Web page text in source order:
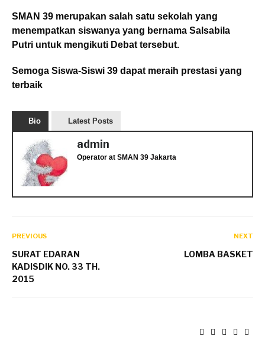
SMAN 39 merupakan salah satu sekolah yang
menempatkan siswanya yang bernama Salsabila
Putri untuk mengikuti Debat tersebut.
Semoga Siswa-Siswi 39 dapat meraih prestasi yang
terbaik
Bio Latest Posts
admin
Operator at SMAN 39 Jakarta
PREVIOUS
SURAT EDARAN
KADISDIK NO. 33 TH.
2015
NEXT
LOMBA BASKET